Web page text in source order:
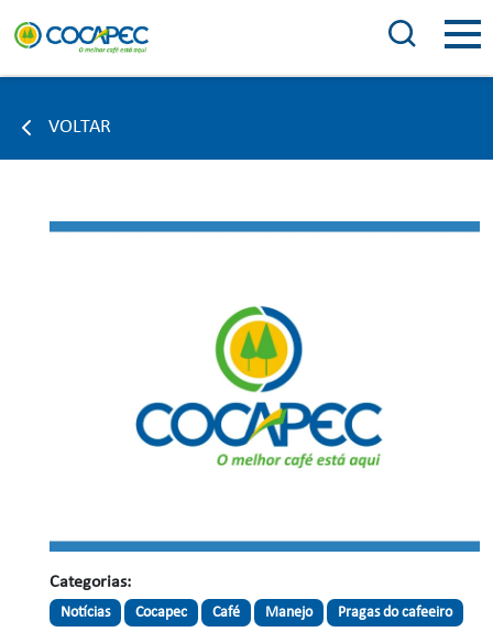
VOLTAR
Categorias:
Notícias Cocapec Café Manejo Pragas do cafeeiro